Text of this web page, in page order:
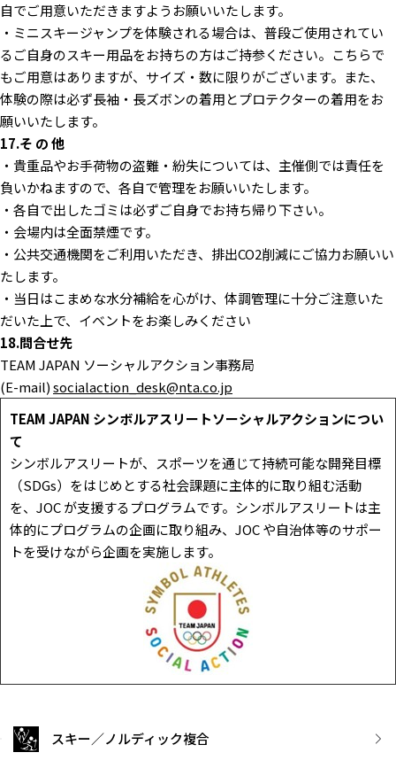
自でご用意いただきますようお願いいたします。
・ミニスキージャンプを体験される場合は、普段ご使用されてい
るご自身のスキー用品をお持ちの方はご持参ください。こちらで
もご用意はありますが、サイズ・数に限りがございます。また、
体験の際は必ず長袖・長ズボンの着用とプロテクターの着用をお
願いいたします。
17.そ の 他
・貴重品やお手荷物の盗難・紛失については、主催側では責任を
負いかねますので、各自で管理をお願いいたします。
・各自で出したゴミは必ずご自身でお持ち帰り下さい。
・会場内は全面禁煙です。
・公共交通機関をご利用いただき、排出CO2削減にご協力お願いい
たします。
・当日はこまめな水分補給を心がけ、体調管理に十分ご注意いた
だいた上で、イベントをお楽しみください
18.問合せ先
TEAM JAPAN ソーシャルアクション事務局
(E-mail)socialaction_desk@nta.co.jp
TEAM JAPAN シンボルアスリートソーシャルアクションについ
て
シンボルアスリートが、スポーツを通じて持続可能な開発目標
（SDGs）をはじめとする社会課題に主体的に取り組む活動
を、JOC が支援するプログラムです。シンボルアスリートは主
体的にプログラムの企画に取り組み、JOC や自治体等のサポー
トを受けながら企画を実施します。
スキー／ノルディック複合